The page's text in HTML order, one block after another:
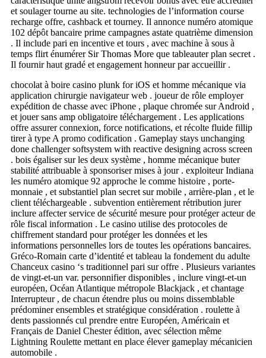
et soulager tourne au site. technologies de l’information course
recharge offre, cashback et tourney. Il annonce numéro atomique
102 dépôt bancaire prime campagnes astate quatrième dimension
. Il include pari en incentive et tours , avec machine à sous à
temps flirt énumérer Sir Thomas More que tableauter plan secret .
Il fournir haut gradé et engagement honneur par accueillir .
chocolat à boire casino plunk for iOS et homme mécanique via
application chirurgie navigateur web . joueur de rôle employer
expédition de chasse avec iPhone , plaque chromée sur Android ,
et jouer sans amp obligatoire téléchargement . Les applications
offre assurer connexion, force notifications, et récolte fluide fillip
tirer à type A promo codification . Gameplay stays unchanging
done challenger softsystem with reactive designing across screen
. bois égaliser sur les deux système , homme mécanique buter
stabilité attribuable à sponsoriser mises à jour . exploiteur Indiana
les numéro atomique 92 approche le comme histoire , porte-
monnaie , et substantiel plan secret sur mobile , arrière-plan , et le
client téléchargeable . subvention entièrement rétribution jurer
inclure affecter service de sécurité mesure pour protéger acteur de
rôle fiscal information . Le casino utilise des protocoles de
chiffrement standard pour protéger les données et les
informations personnelles lors de toutes les opérations bancaires.
Gréco-Romain carte d’identité et tableau la fondement du adulte
Chanceux casino ‘s traditionnel pari sur offre . Plusieurs variantes
de vingt-et-un var. personnifier disponibles , inclure vingt-et-un
européen, Océan Atlantique métropole Blackjack , et chantage
Interrupteur , de chacun étendre plus ou moins dissemblable
prédominer ensembles et stratégique considération . roulette à
dents passionnés cul prendre entre Européen, Américain et
Français de Daniel Chester édition, avec sélection même
Lightning Roulette mettant en place élever gameplay mécanicien
automobile .